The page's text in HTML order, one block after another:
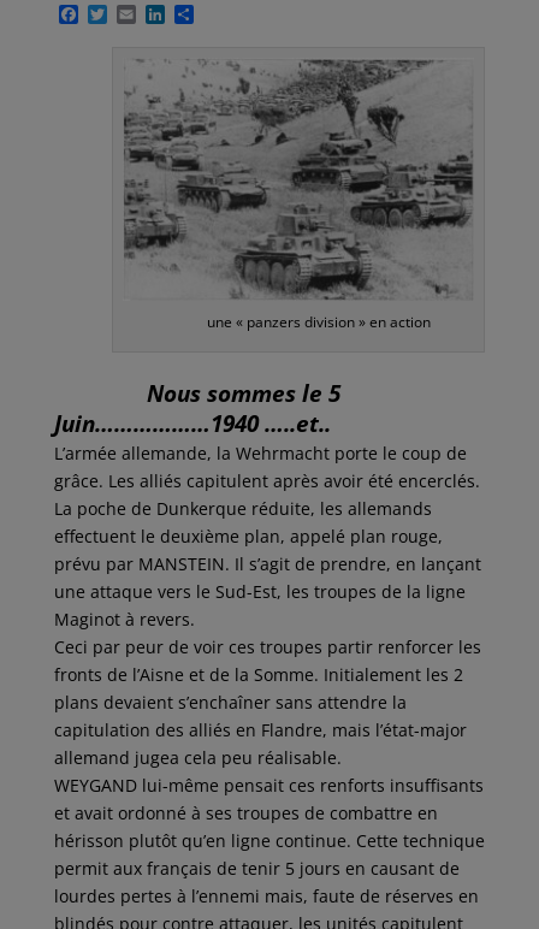
F T E
a
l
L
n
d
I
n
P
r
t
a
g
e
r
une « panzers division » en action
Nous sommes le 5
Juin………………1940 …..et..
L’armée allemande, la Wehrmacht porte le coup de
grâce. Les alliés capitulent après avoir été encerclés.
La poche de Dunkerque réduite, les allemands
effectuent le deuxième plan, appelé plan rouge,
prévu par MANSTEIN. Il s’agit de prendre, en lançant
une attaque vers le Sud-Est, les troupes de la ligne
Maginot à revers.
Ceci par peur de voir ces troupes partir renforcer les
fronts de l’Aisne et de la Somme. Initialement les 2
plans devaient s’enchaîner sans attendre la
capitulation des alliés en Flandre, mais l’état-major
allemand jugea cela peu réalisable.
WEYGAND lui-même pensait ces renforts insuffisants
et avait ordonné à ses troupes de combattre en
hérisson plutôt qu’en ligne continue. Cette technique
permit aux français de tenir 5 jours en causant de
lourdes pertes à l’ennemi mais, faute de réserves en
blindés pour contre attaquer, les unités capitulent